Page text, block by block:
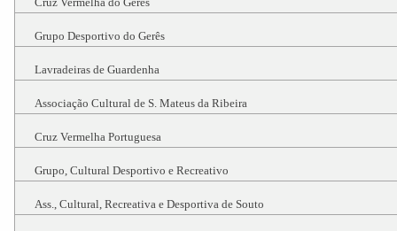
Grupo Desportivo do Gerês
Lavradeiras de Guardenha
Associação Cultural de S. Mateus da Ribeira
Cruz Vermelha Portuguesa
Grupo, Cultural Desportivo e Recreativo
Ass., Cultural, Recreativa e Desportiva de Souto